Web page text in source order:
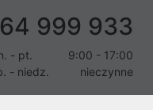
999 933
- pt.
9:00 - 17:00
- niedz.
nieczynne